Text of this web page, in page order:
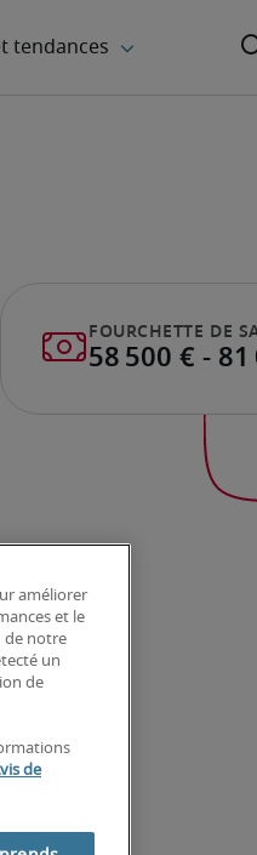
améliorer
et le
de notre
un
de
de